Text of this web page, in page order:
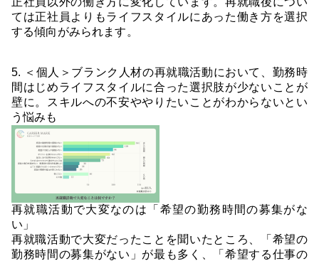
ては正社員よりもライフスタイルにあった働き方を選択
する傾向がみられます。
5. ＜個人＞ブランク人材の再就職活動において、勤務時
間はじめライフスタイルに合った選択肢が少ないことが
壁に。スキルへの不安ややりたいことがわからないとい
う悩みも
再就職活動で大変なのは「希望の勤務時間の募集がな
い」
再就職活動で大変だったことを聞いたところ、「希望の
勤務時間の募集がない」が最も多く、「希望する仕事の